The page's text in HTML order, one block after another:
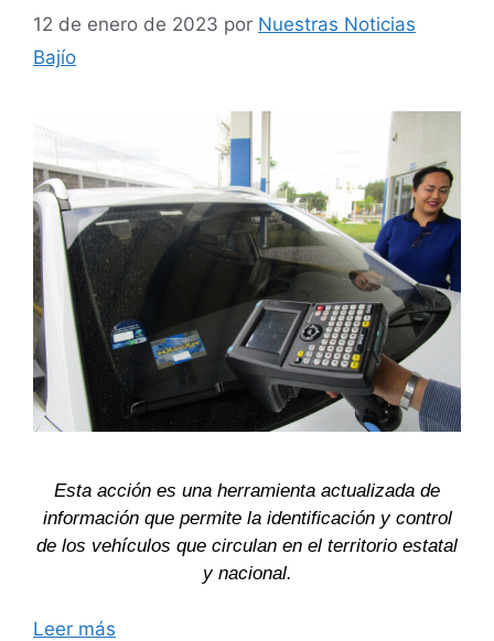
12 de enero de 2023 por Nuestras Noticias
Bajío
Esta acción es una herramienta actualizada de
información que permite la identificación y control
de los vehículos que circulan en el territorio estatal
y nacional.
Leer más